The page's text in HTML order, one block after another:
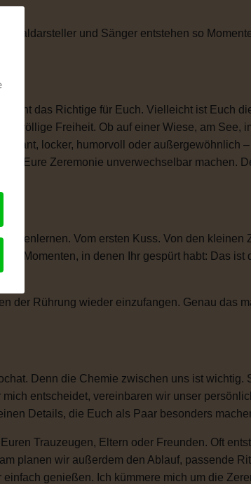
und Sänger entstehen so
das Richtige für Euch. Vielleicht ist Euch
völlige Freiheit. Ob auf einer Wiese, am See,
locker, humorvoll oder außergewöhnlich
Eure Zeremonie unverwechselbar machen.
Vom ersten Kuss. Von den kleinen
Momenten, in denen Ihr gespürt habt: Das ist
der Rührung wieder einzufangen. Genau das
Denn die Chemie zwischen uns ist wichtig.
entscheidet, vereinbaren wir unser
Details, die Euch als Paar besonders
Trauzeugen, Eltern oder Freunden. Oft
planen wir außerdem den Ablauf, passende
genießen. Ich kümmere mich um die